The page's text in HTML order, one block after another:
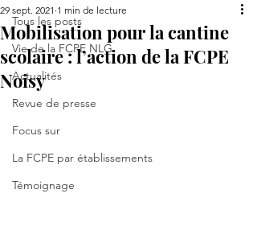
Tous les posts
Vie de la FCPE NLG
Actualités
Revue de presse
Focus sur
La FCPE par établissements
Témoignage
Mobilisation pour la cantine
scolaire : l’action de la FCPE
Noisy
29 sept. 2021 1 min de lecture